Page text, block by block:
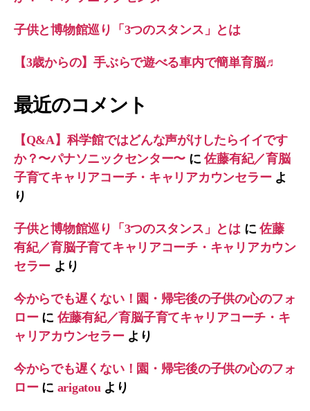
子供と博物館巡り「3つのスタンス」とは
【3歳からの】手ぶらで遊べる車内で簡単育脳♬
最近のコメント
【Q&A】科学館ではどんな声がけしたらイイです
か？〜パナソニックセンター〜 に佐藤有紀／育脳
子育てキャリアコーチ・キャリアカウンセラーよ
り
子供と博物館巡り「3つのスタンス」とはに佐藤
有紀／育脳子育てキャリアコーチ・キャリアカウン
セラー より
今からでも遅くない！園・帰宅後の子供の心のフォ
ローに 佐藤有紀／育脳子育てキャリアコーチ・キ
ャリアカウンセラーより
今からでも遅くない！園・帰宅後の子供の心のフォ
ローに arigatouより